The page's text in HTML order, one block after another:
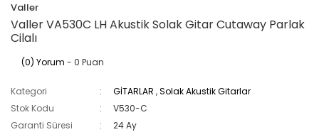
Valler
Valler VA530C LH Akustik Solak Gitar Cutaway Parlak
Cilalı
(0) Yorum - 0 Puan
Kategori GİTARLAR ,Solak Akustik Gitarlar
Stok Kodu
V530-C
Garanti Süresi
24 Ay